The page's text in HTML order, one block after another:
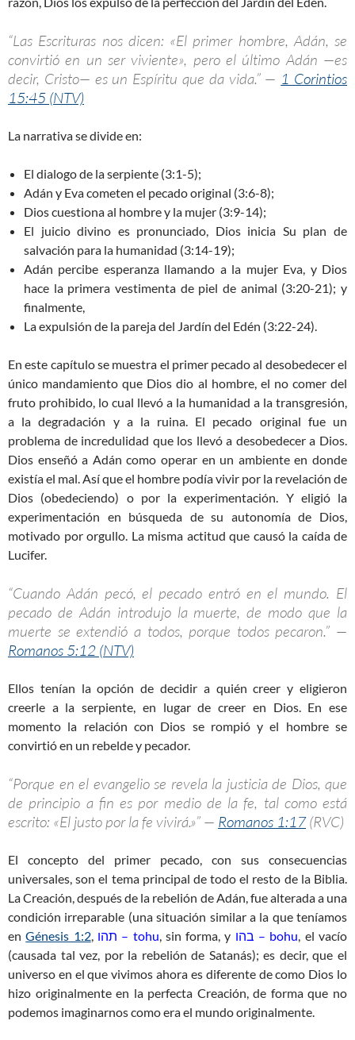
“Las Escrituras nos dicen: «El primer hombre, Adán, se
convirtió en un ser viviente», pero el último Adán —es
decir, Cristo— es un Espíritu que da vida.” — 1 Corintios
15:45 (NTV)
La narrativa se divide en:
El dialogo de la serpiente (3:1-5);
Adán y Eva cometen el pecado original (3:6-8);
Dios cuestiona al hombre y la mujer (3:9-14);
El juicio divino es pronunciado, Dios inicia Su plan de
salvación para la humanidad (3:14-19);
Adán percibe esperanza llamando a la mujer Eva, y Dios
hace la primera vestimenta de piel de animal (3:20-21); y
finalmente,
La expulsión de la pareja del Jardín del Edén (3:22-24).
En este capítulo se muestra el primer pecado al desobedecer el
único mandamiento que Dios dio al hombre, el no comer del
fruto prohibido, lo cual llevó a la humanidad a la transgresión,
a la degradación y a la ruina. El pecado original fue un
problema de incredulidad que los llevó a desobedecer a Dios.
Dios enseñó a Adán como operar en un ambiente en donde
existía el mal. Así que el hombre podía vivir por la revelación de
Dios (obedeciendo) o por la experimentación. Y eligió la
experimentación en búsqueda de su autonomía de Dios,
motivado por orgullo. La misma actitud que causó la caída de
Lucifer.
“Cuando Adán pecó, el pecado entró en el mundo. El
pecado de Adán introdujo la muerte, de modo que la
muerte se extendió a todos, porque todos pecaron.” —
Romanos 5:12 (NTV)
Ellos tenían la opción de decidir a quién creer y eligieron
creerle a la serpiente, en lugar de creer en Dios. En ese
momento la relación con Dios se rompió y el hombre se
convirtió en un rebelde y pecador.
“Porque en el evangelio se revela la justicia de Dios, que
de principio a fin es por medio de la fe, tal como está
escrito: «El justo por la fe vivirá.»” — Romanos 1:17(RVC)
El concepto del primer pecado, con sus consecuencias
universales, son el tema principal de todo el resto de la Biblia.
La Creación, después de la rebelión de Adán, fue alterada a una
condición irreparable (una situación similar a la que teníamos
enGénesis 1:2, תהו – tohu, sin forma, y בהו – bohu, el vacío
(causada tal vez, por la rebelión de Satanás); es decir, que el
universo en el que vivimos ahora es diferente de como Dios lo
hizo originalmente en la perfecta Creación, de forma que no
podemos imaginarnos como era el mundo originalmente.